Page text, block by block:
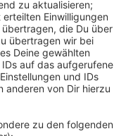
außerdem
bei
deshalb
sagt, es fehle
Wohnungen, aber
reiche nicht
bei barrierefreien
für Senioren, heißt